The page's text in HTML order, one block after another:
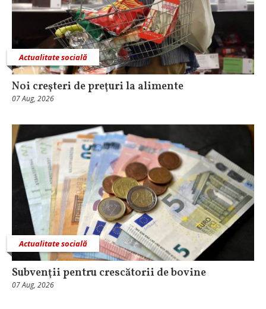
Actualitate socială
Noi creşteri de preţuri la alimente
07 Aug, 2026
Actualitate socială
Subvenţii pentru crescătorii de bovine
07 Aug, 2026